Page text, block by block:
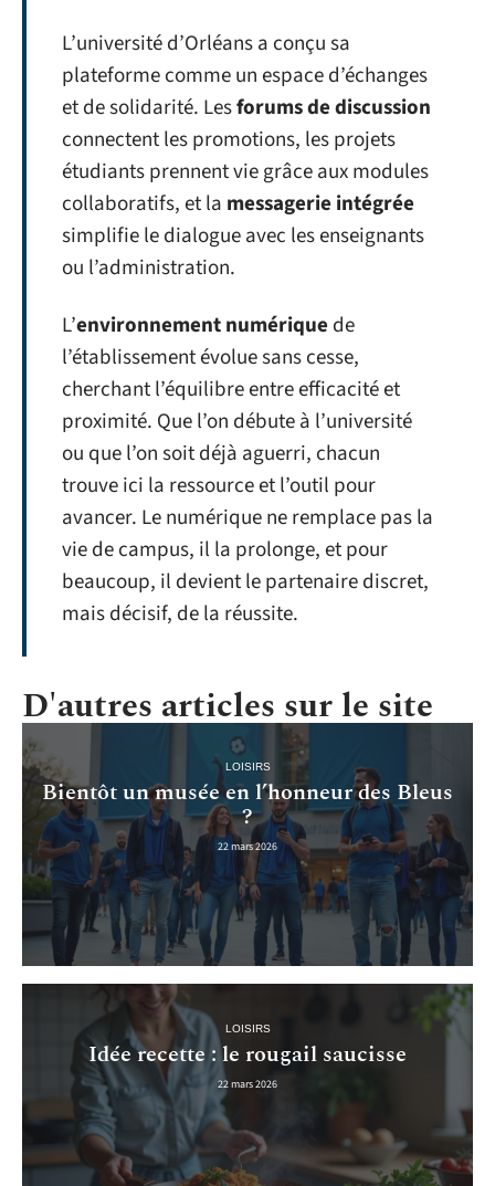
L’université d’Orléans a conçu sa
plateforme comme un espace d’échanges
et de solidarité. Lesforums de discussion
connectent les promotions, les projets
étudiants prennent vie grâce aux modules
collaboratifs, et la messagerie intégrée
simplifie le dialogue avec les enseignants
ou l’administration.
L’environnement numérique de
l’établissement évolue sans cesse,
cherchant l’équilibre entre efficacité et
proximité. Que l’on débute à l’université
ou que l’on soit déjà aguerri, chacun
trouve ici la ressource et l’outil pour
avancer. Le numérique ne remplace pas la
vie de campus, il la prolonge, et pour
beaucoup, il devient le partenaire discret,
mais décisif, de la réussite.
D'autres articles sur le site
LOISIRS
Bientôt un musée en l’honneur des Bleus
?
22 mars 2026
LOISIRS
Idée recette : le rougail saucisse
22 mars 2026